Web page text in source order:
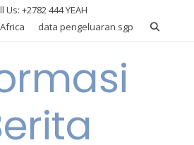
Us: +2782 444 YEAH
data pengeluaran sgp